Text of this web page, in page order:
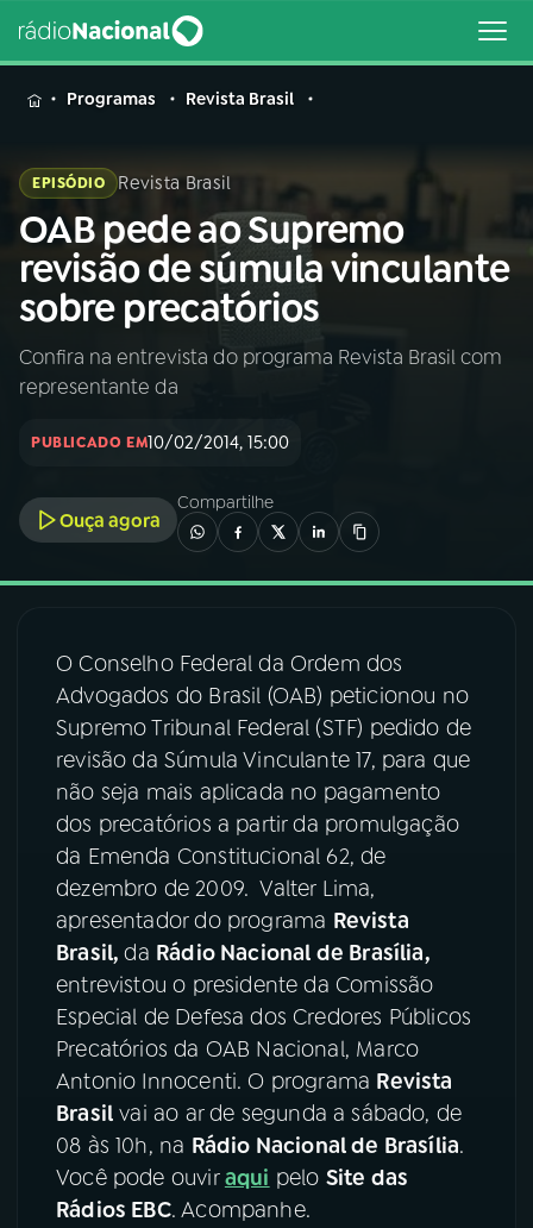
MENU
Buscar
na
Rádio
Nacional
Buscar
AO VIVO
INÍCIO
A RÁDIO
03PROGRAMAÇÃO
04PROGRAMAS
PODCASTS
06 VIDEOCASTS
08FESTIVAL DE MÚSICA
ACOMPANHE A RÁDIO NACIONAL
YouTube Facebook
Instagram X
Programas Revista Brasil
EPISÓDIO Revista Brasil
OAB pede ao Supremo
revisão de súmula vinculante
sobre precatórios
Confira na entrevista do programa Revista Brasil com
representante da
PUBLICADO EM10/02/2014, 15:00
Ouça agora
Compartilhe
O Conselho Federal da Ordem dos
Advogados do Brasil (OAB) peticionou no
Supremo Tribunal Federal (STF) pedido de
revisão da Súmula Vinculante 17, para que
não seja mais aplicada no pagamento
dos precatórios a partir da promulgação
da Emenda Constitucional 62, de
dezembro de 2009. Valter Lima,
apresentador do programa Revista
Brasil,da Rádio Nacional de Brasília,
entrevistou o presidente da Comissão
Especial de Defesa dos Credores Públicos
Precatórios da OAB Nacional, Marco
Antonio Innocenti. O programa Revista
Brasil vai ao ar de segunda a sábado, de
08 às 10h, na Rádio Nacional de Brasília.
Você pode ouviraqui pelo Site das
Rádios EBC. Acompanhe.